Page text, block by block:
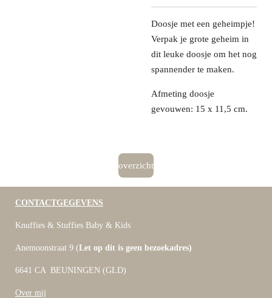
Doosje met een geheimpje!
Verpak je grote geheim in
dit leuke doosje om het nog
spannender te maken.
Afmeting doosje
gevouwen: 15 x 11,5 cm.
overzicht
CONTACTGEGEVENS
Knuffies & Stuffies Baby & Kids
Anemoonstraat 9 (Let op dit is geen bezoekadres)
6641 CA BEUNINGEN (GLD)
Over mij